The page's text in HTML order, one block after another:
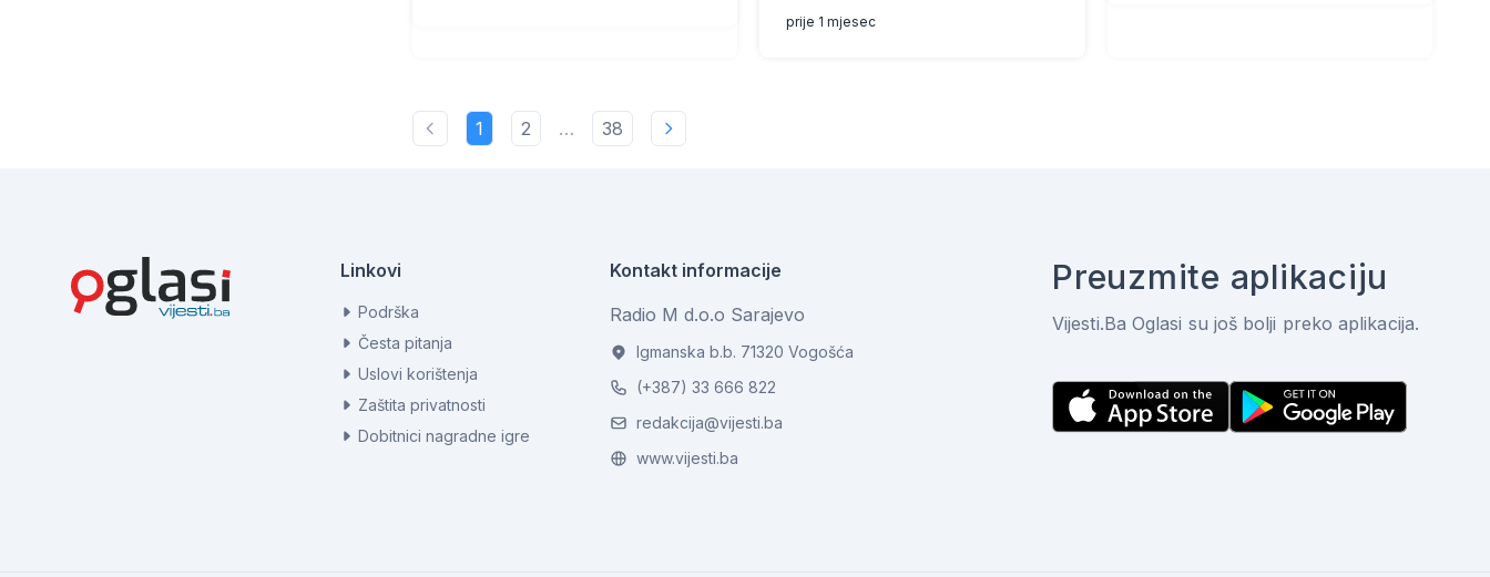
prije 1 mjesec
1 2 … 38
Linkovi
Podrška
Česta pitanja
Uslovi korištenja
Zaštita privatnosti
Dobitnici nagradne igre
Kontakt informacije
Radio M d.o.o Sarajevo
Igmanska b.b. 71320 Vogošća
(+387) 33 666 822
redakcija@vijesti.ba
www.vijesti.ba
Preuzmite aplikaciju
Vijesti.Ba Oglasi su još bolji preko aplikacija.